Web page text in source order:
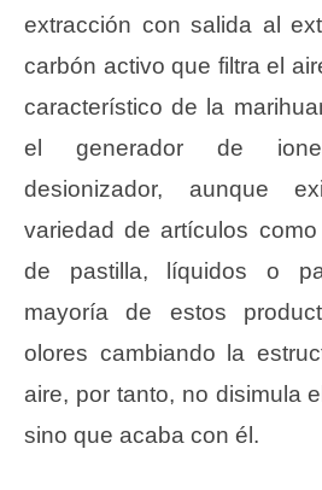
extracción con salida al
carbón activo que filtra el
característico de la
el generador de
desionizador, aunque
variedad de artículos
de pastilla, líquidos o
mayoría de estos
olores cambiando la
aire, por tanto, no disimula
sino que acaba con él.